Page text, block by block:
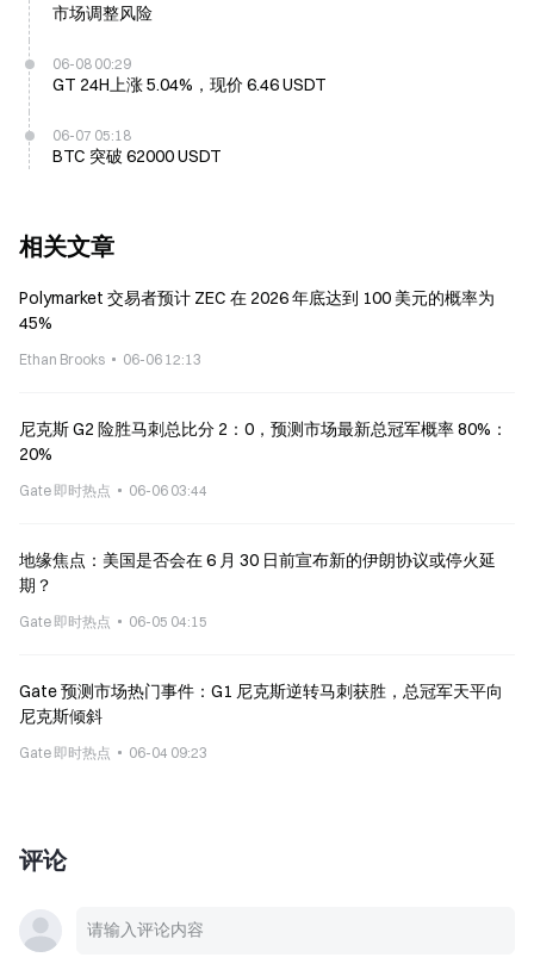
市场调整风险
06-08 00:29
GT 24H上涨 5.04%，现价 6.46 USDT
06-07 05:18
BTC 突破 62000 USDT
相关文章
Polymarket 交易者预计 ZEC 在 2026 年底达到 100 美元的概率为
45%
Ethan Brooks 06-06 12:13
尼克斯 G2 险胜马刺总比分 2：0，预测市场最新总冠军概率 80%：
20%
Gate 即时热点 06-06 03:44
地缘焦点：美国是否会在 6 月 30 日前宣布新的伊朗协议或停火延
期？
Gate 即时热点 06-05 04:15
Gate 预测市场热门事件：G1 尼克斯逆转马刺获胜，总冠军天平向
尼克斯倾斜
Gate 即时热点 06-04 09:23
评论